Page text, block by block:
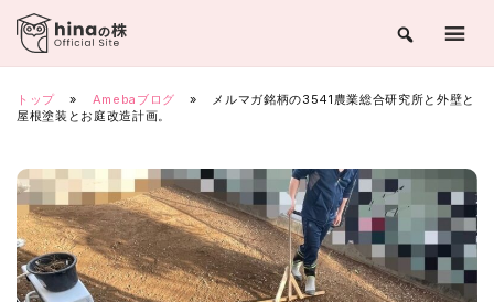
Skip
content
トップ » Amebaブログ »
メルマガ銘柄の3541農業総合研究所と外壁と
屋根塗装とお庭改造計画。